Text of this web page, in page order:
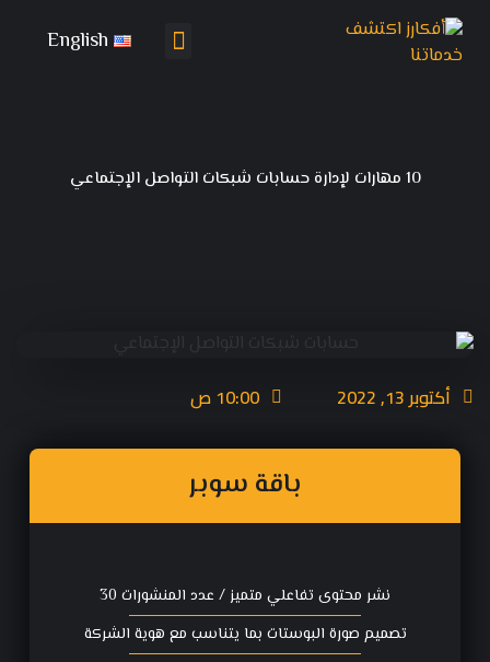
English
10 مهارات لإدارة حسابات شبكات التواصل الإجتماعي
أكتوبر 13, 2022 10:00 ص
باقة سوبر
نشر محتوى تفاعلي متميز / عدد المنشورات 30
تصميم صورة البوستات بما يتناسب مع هوية الشركة